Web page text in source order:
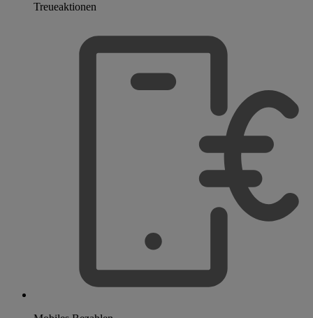
Treueaktionen